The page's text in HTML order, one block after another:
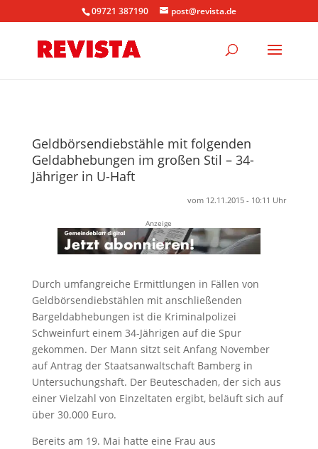
09721 387190 post@revista.de
Geldbörsendiebstähle mit folgenden
Geldabhebungen im großen Stil – 34-
Jähriger in U-Haft
vom 12.11.2015 - 10:11 Uhr
Anzeige
Durch umfangreiche Ermittlungen in Fällen von
Geldbörsendiebstählen mit anschließenden
Bargeldabhebungen ist die Kriminalpolizei
Schweinfurt einem 34-Jährigen auf die Spur
gekommen. Der Mann sitzt seit Anfang November
auf Antrag der Staatsanwaltschaft Bamberg in
Untersuchungshaft. Der Beuteschaden, der sich aus
einer Vielzahl von Einzeltaten ergibt, beläuft sich auf
über 30.000 Euro.
Bereits am 19. Mai hatte eine Frau aus